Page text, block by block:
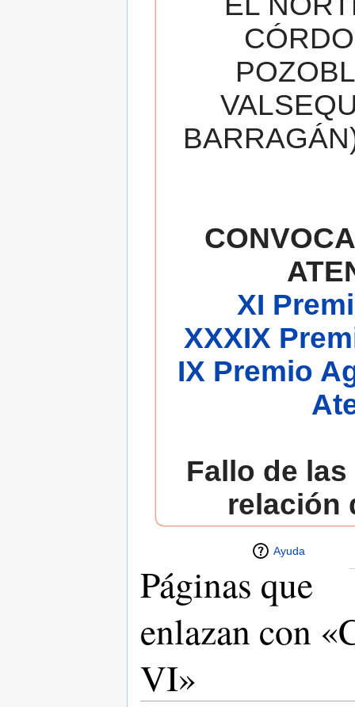
XI
XXXIX
IX Premio
Fallo de
relación
Ayuda
Páginas que
enlazan con
VI»